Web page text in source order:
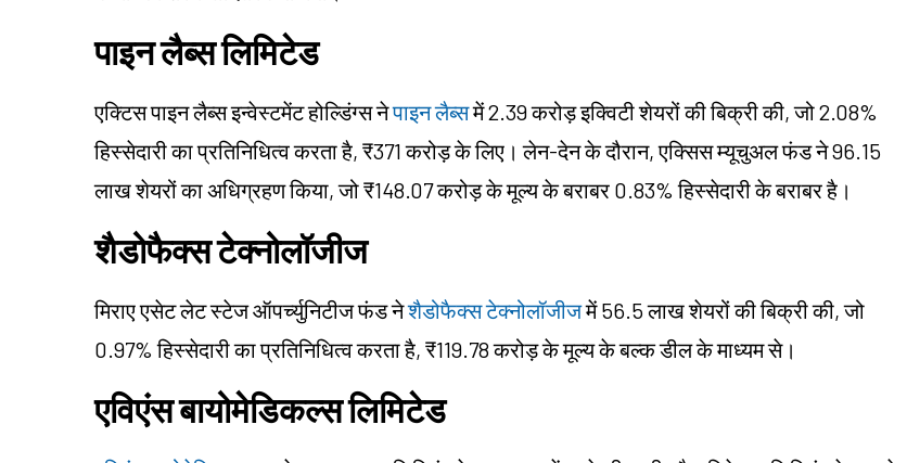
पाइन लैब्स लिमिटेड
एक्टिस पाइन लैब्स इन्वेस्टमेंट होल्डिंग्स नेपाइन लैब्समें 2.39 करोड़ इक्विटी शेयरों की बिक्री की, जो 2.08%
हिस्सेदारी का प्रतिनिधित्व करता है, ₹371 करोड़ के लिए। लेन-देन के दौरान, एक्सिस म्यूचुअल फंड ने 96.15
लाख शेयरों का अधिग्रहण किया, जो ₹148.07 करोड़ के मूल्य के बराबर 0.83% हिस्सेदारी के बराबर है।
शैडोफैक्स टेक्नोलॉजीज
मिराए एसेट लेट स्टेज ऑपर्च्युनिटीज फंड नेशैडोफैक्स टेक्नोलॉजीजमें 56.5 लाख शेयरों की बिक्री की, जो
0.97% हिस्सेदारी का प्रतिनिधित्व करता है, ₹119.78 करोड़ के मूल्य के बल्क डील के माध्यम से।
एविएंस बायोमेडिकल्स लिमिटेड